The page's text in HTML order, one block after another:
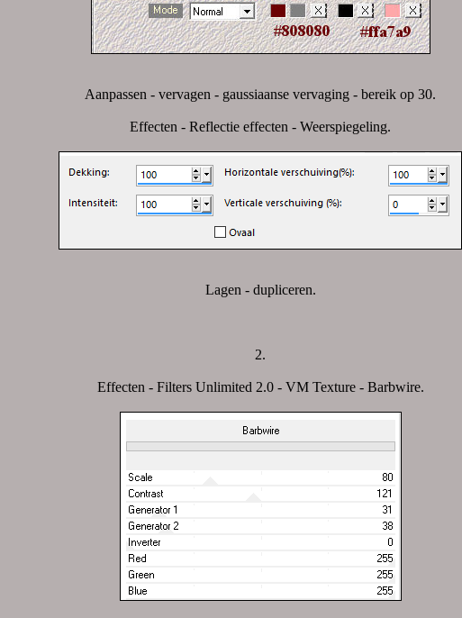
Aanpassen - vervagen - gaussiaanse vervaging - bereik op 30.
Effecten - Reflectie effecten - Weerspiegeling.
Lagen - dupliceren.
2.
Effecten - Filters Unlimited 2.0 - VM Texture - Barbwire.